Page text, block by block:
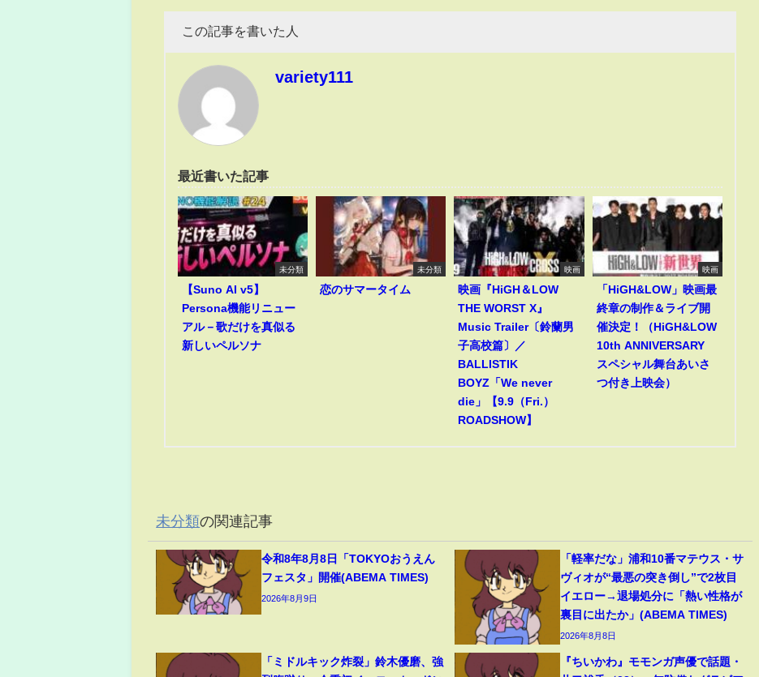
この記事を書いた人
variety111
最近書いた記事
未分類
【Suno AI v5】
Persona機能リニュー
アル－歌だけを真似る
新しいペルソナ
未分類
恋のサマータイム
映画
映画『HiGH＆LOW
THE WORST X』
Music Trailer〔鈴蘭男
子高校篇〕／
BALLISTIK
BOYZ「We never
die」【9.9（Fri.）
ROADSHOW】
映画
「HiGH&LOW」映画最
終章の制作＆ライブ開
催決定！（HiGH&LOW
10th ANNIVERSARY
スペシャル舞台あいさ
つ付き上映会）
未分類の関連記事
令和8年8月8日「TOKYOおうえん
フェスタ」開催(ABEMA TIMES)
2026年8月9日
「軽率だな」浦和10番マテウス・サ
ヴィオが“最悪の突き倒し”で2枚目
イエロー→退場処分に「熱い性格が
裏目に出たか」(ABEMA TIMES)
2026年8月8日
「ミドルキック炸裂」鈴木優磨、強
『ちいかわ』モモンガ声優で話題・